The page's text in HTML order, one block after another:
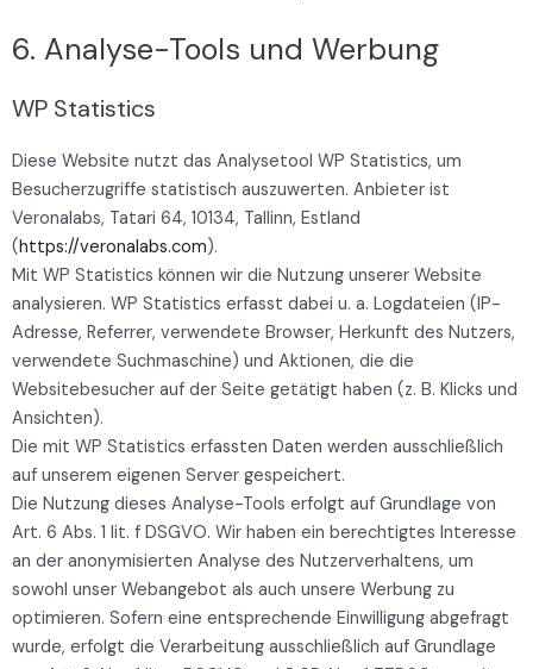
6. Analyse-Tools und Werbung
WP Statistics
Diese Website nutzt das Analysetool WP Statistics, um
Besucherzugriffe statistisch auszuwerten. Anbieter ist
Veronalabs, Tatari 64, 10134, Tallinn, Estland
(https://veronalabs.com).
Mit WP Statistics können wir die Nutzung unserer Website
analysieren. WP Statistics erfasst dabei u. a. Logdateien (IP-
Adresse, Referrer, verwendete Browser, Herkunft des Nutzers,
verwendete Suchmaschine) und Aktionen, die die
Websitebesucher auf der Seite getätigt haben (z. B. Klicks und
Ansichten).
Die mit WP Statistics erfassten Daten werden ausschließlich
auf unserem eigenen Server gespeichert.
Die Nutzung dieses Analyse-Tools erfolgt auf Grundlage von
Art. 6 Abs. 1 lit. f DSGVO. Wir haben ein berechtigtes Interesse
an der anonymisierten Analyse des Nutzerverhaltens, um
sowohl unser Webangebot als auch unsere Werbung zu
optimieren. Sofern eine entsprechende Einwilligung abgefragt
wurde, erfolgt die Verarbeitung ausschließlich auf Grundlage